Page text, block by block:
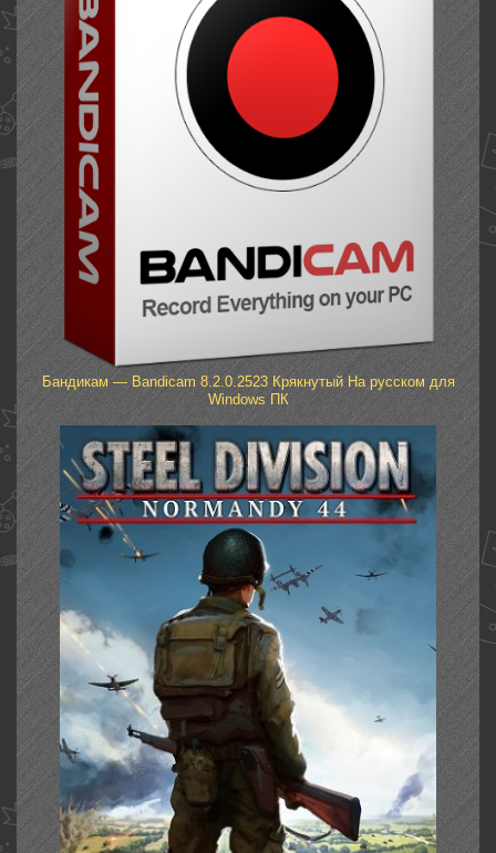
Бандикам — Bandicam 8.2.0.2523 Крякнутый На русском для
Windows ПК